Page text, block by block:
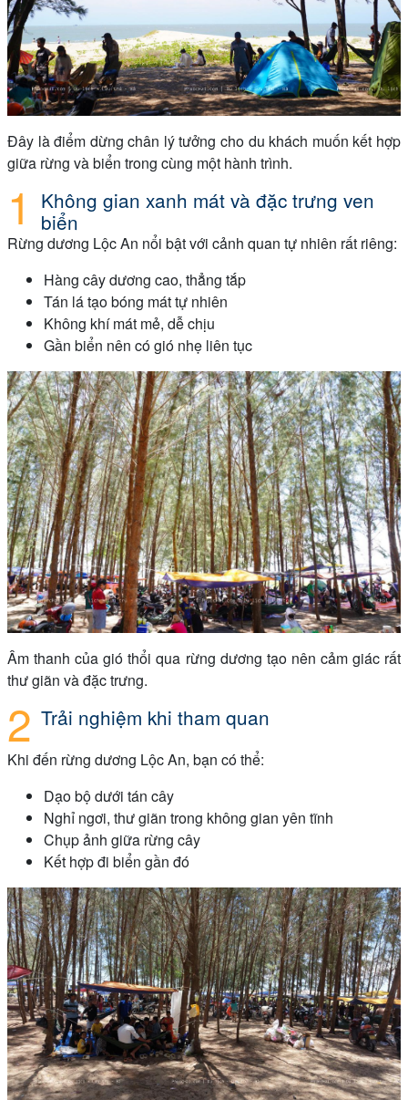
Đây là điểm dừng chân lý tưởng cho du khách muốn kết hợp
giữa rừng và biển trong cùng một hành trình.
Không gian xanh mát và đặc trưng ven
biển
Rừng dương Lộc An nổi bật với cảnh quan tự nhiên rất riêng:
Hàng cây dương cao, thẳng tắp
Tán lá tạo bóng mát tự nhiên
Không khí mát mẻ, dễ chịu
Gần biển nên có gió nhẹ liên tục
Âm thanh của gió thổi qua rừng dương tạo nên cảm giác rất
thư giãn và đặc trưng.
Trải nghiệm khi tham quan
Khi đến rừng dương Lộc An, bạn có thể:
Dạo bộ dưới tán cây
Nghỉ ngơi, thư giãn trong không gian yên tĩnh
Chụp ảnh giữa rừng cây
Kết hợp đi biển gần đó